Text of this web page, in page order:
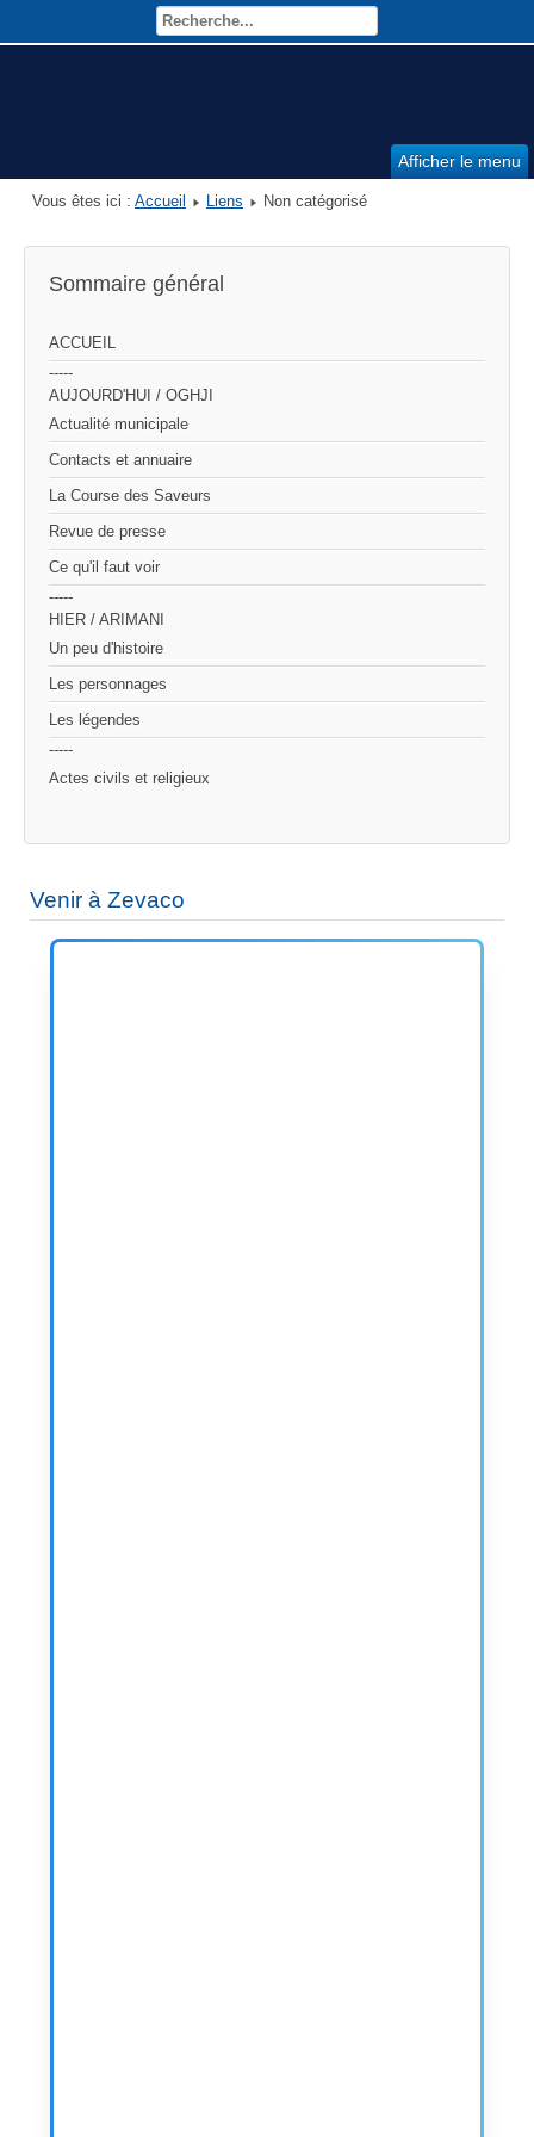
Afficher le menu
Vous êtes ici : Accueil Liens Non catégorisé
Sommaire général
ACCUEIL
-----
AUJOURD'HUI / OGHJI
Actualité municipale
Contacts et annuaire
La Course des Saveurs
Revue de presse
Ce qu'il faut voir
-----
HIER / ARIMANI
Un peu d'histoire
Les personnages
Les légendes
-----
Actes civils et religieux
Venir à Zevaco